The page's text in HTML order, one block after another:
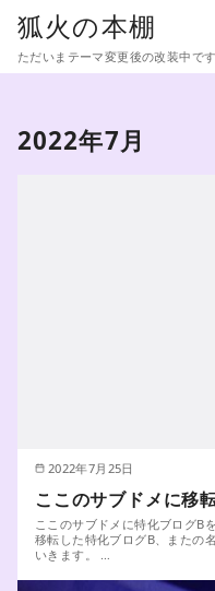
テ
狐火の本棚
ただいまテーマ変更後の改装中で
2022年7月
2022年7月25日
ここのサブドメに移
ここのサブドメに特化ブログB
移転した特化ブログB、またの
いきます。 …